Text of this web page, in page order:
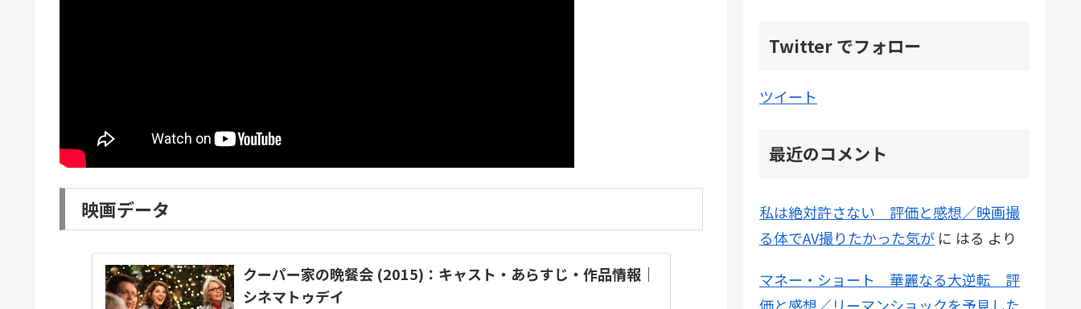
映画データ
クーパー家の晩餐会 (2015)：キャスト・あらすじ・作品情報｜
シネマトゥデイ
Twitter でフォロー
ツイート
最近のコメント
私は絶対許さない 評価と感想／映画撮
る体でAV撮りたかった気が に はる より
マネー・ショート 華麗なる大逆転 評